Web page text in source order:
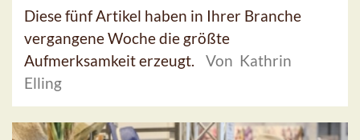
Diese fünf Artikel haben in Ihrer Branche
vergangene Woche die größte
Aufmerksamkeit erzeugt.
Von Kathrin
Elling